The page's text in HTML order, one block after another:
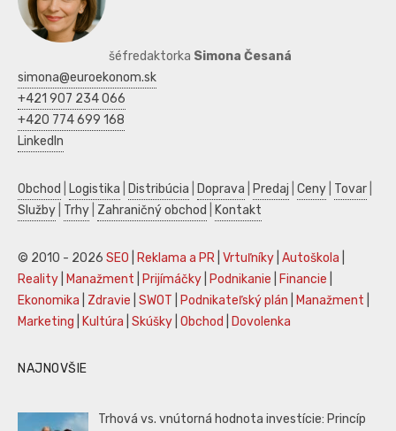
šéfredaktorka Simona Česaná
simona@euroekonom.sk
+421 907 234 066
+420 774 699 168
LinkedIn
Obchod Logistika Distribúcia Doprava Predaj Ceny Tovar
Služby Trhy Zahraničný obchod Kontakt
© 2010 - 2026 SEO Reklama a PR Vrtuľníky Autoškola
Reality
Manažment Prijímáčky Podnikanie Financie
Ekonomika
Zdravie SWOT Podnikateľský plán Manažment
Marketing
Kultúra Skúšky Obchod Dovolenka
NAJNOVŠIE
Trhová vs. vnútorná hodnota investície: Princíp